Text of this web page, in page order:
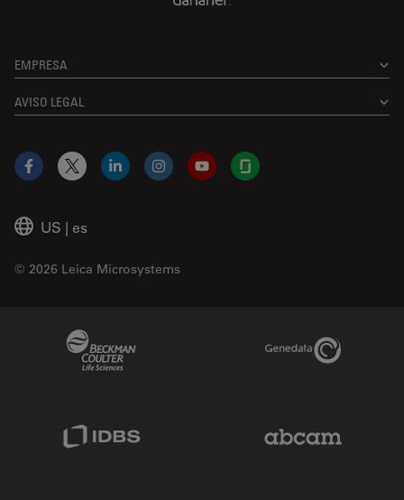
EMPRESA
AVISO LEGAL
US | es
© 2026 Leica Microsystems
Facebook
X LinkedInInstagramYouTubeGlassdoor
Genedata Link